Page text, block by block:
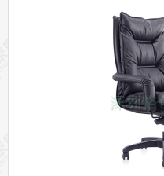
职员办公椅
茶几
茶水柜
间隔柜 矮柜